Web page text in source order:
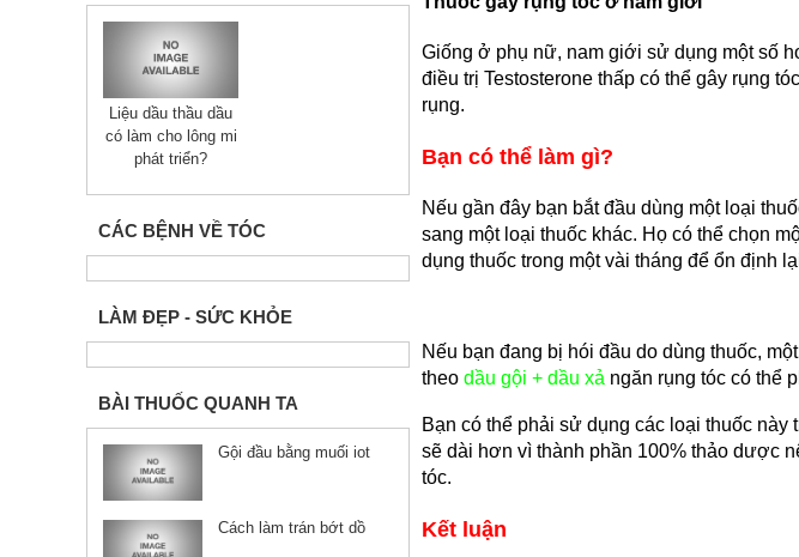
Liệu dầu thầu dầu
có làm cho lông mi
phát triển?
CÁC BỆNH VỀ TÓC
LÀM ĐẸP - SỨC KHỎE
BÀI THUỐC QUANH TA
Gội đầu bằng muối iot
Cách làm trán bớt dồ
Giống ở phụ nữ, nam giới sử dụng một số
điều trị Testosterone thấp có thể gây rụng
rụng.
Bạn có thể làm gì?
Nếu gần đây bạn bắt đầu dùng một loại
sang một loại thuốc khác. Họ có thể chọn
dụng thuốc trong một vài tháng để ổn định
Nếu bạn đang bị hói đầu do dùng thuốc,
theo dầu gội + dầu xả ngăn rụng tóc có thể
Bạn có thể phải sử dụng các loại thuốc
sẽ dài hơn vì thành phần 100% thảo dược
tóc.
Kết luận